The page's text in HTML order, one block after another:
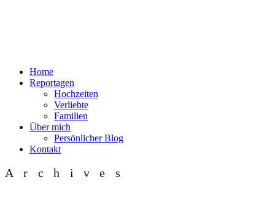
Home
Reportagen
Hochzeiten
Verliebte
Familien
Über mich
Persönlicher Blog
Kontakt
Archives